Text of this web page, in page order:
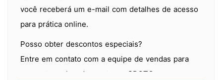
você receberá um e-mail com detalhes de acesso
para prática online.
Posso obter descontos especiais?
Entre em contato com a equipe de vendas para
perguntar sobre descontos; a SPOTO